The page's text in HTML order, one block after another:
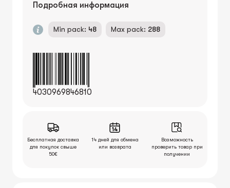
Подробная информация
Min pack: 48 Max pack: 288
4030969846810
Бесплатная доставка
для покупок свыше
50€
14 дней для обмена
или возврата
Возможность
проверить товар при
получении